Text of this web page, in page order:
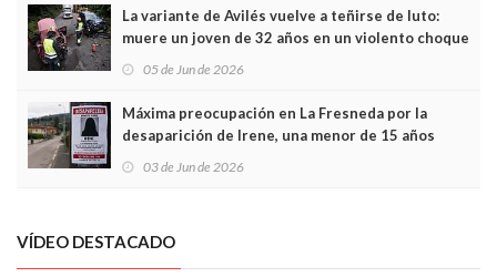
La variante de Avilés vuelve a teñirse de luto:
muere un joven de 32 años en un violento choque
frontal
05 de Jun de 2026
Máxima preocupación en La Fresneda por la
desaparición de Irene, una menor de 15 años
03 de Jun de 2026
VÍDEO DESTACADO